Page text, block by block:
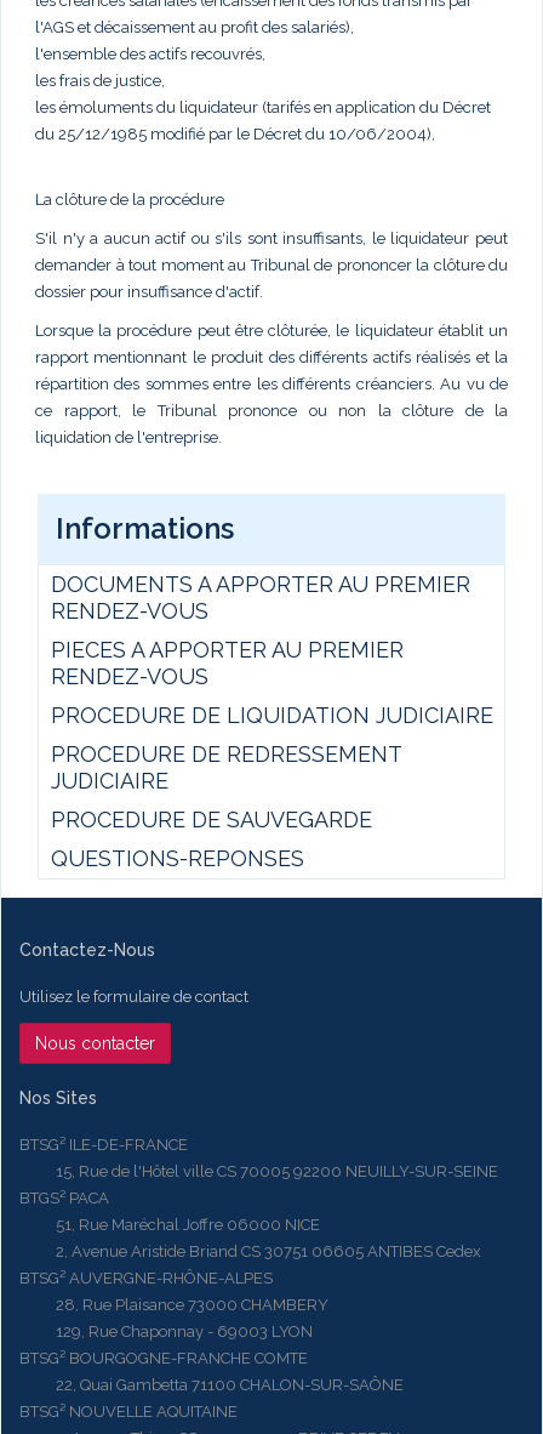
l'AGS et décaissement au profit des salariés),
l'ensemble des actifs recouvrés,
les frais de justice,
les émoluments du liquidateur (tarifés en application du Décret
du 25/12/1985 modifié par le Décret du 10/06/2004),
La clôture de la procédure
S'il n'y a aucun actif ou s'ils sont insuffisants, le liquidateur peut
demander à tout moment au Tribunal de prononcer la clôture du
dossier pour insuffisance d'actif.
Lorsque la procédure peut être clôturée, le liquidateur établit un
rapport mentionnant le produit des différents actifs réalisés et la
répartition des sommes entre les différents créanciers. Au vu de
ce rapport, le Tribunal prononce ou non la clôture de la
liquidation de l'entreprise.
Informations
DOCUMENTS A APPORTER AU PREMIER
RENDEZ-VOUS
PIECES A APPORTER AU PREMIER
RENDEZ-VOUS
PROCEDURE DE LIQUIDATION JUDICIAIRE
PROCEDURE DE REDRESSEMENT
JUDICIAIRE
PROCEDURE DE SAUVEGARDE
QUESTIONS-REPONSES
Contactez-Nous
Utilisez le formulaire de contact
Nous contacter
Nos Sites
BTSG² ILE-DE-FRANCE
15, Rue de l'Hôtel ville CS 70005 92200 NEUILLY-SUR-SEINE
BTGS² PACA
51, Rue Maréchal Joffre 06000 NICE
2, Avenue Aristide Briand CS 30751 06605 ANTIBES Cedex
BTSG² AUVERGNE-RHÔNE-ALPES
28, Rue Plaisance 73000 CHAMBERY
129, Rue Chaponnay - 69003 LYON
BTSG² BOURGOGNE-FRANCHE COMTE
22, Quai Gambetta 71100 CHALON-SUR-SAÔNE
BTSG² NOUVELLE AQUITAINE